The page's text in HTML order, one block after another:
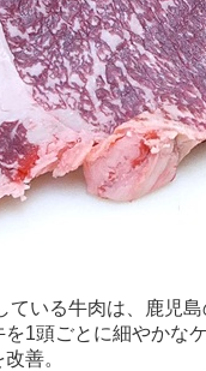
ている牛肉は、鹿児
1頭ごとに細やかな
善。